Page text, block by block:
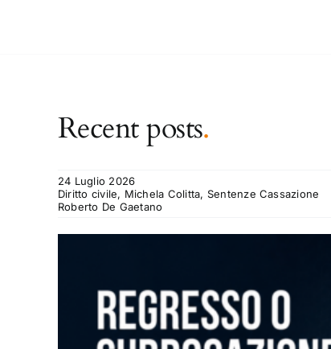
Recent posts.
24 Luglio 2026
Diritto civile, Michela Colitta, Sentenze Cassazione
Roberto De Gaetano